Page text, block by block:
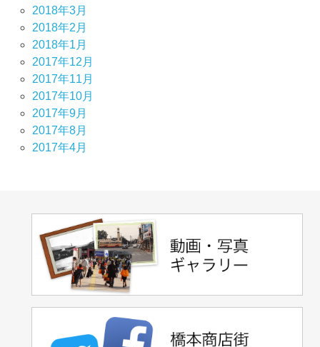
2018年3月
2018年2月
2018年1月
2017年12月
2017年11月
2017年10月
2017年9月
2017年8月
2017年4月